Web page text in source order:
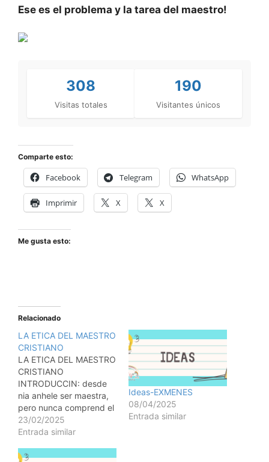
Ese es el problema y la tarea del maestro!
308
Visitas totales
190
Visitantes únicos
Comparte esto:
Facebook Telegram WhatsApp
Imprimir X X
Me gusta esto:
Relacionado
LA ETICA DEL MAESTRO
CRISTIANO
LA ETICA DEL MAESTRO
CRISTIANO
INTRODUCCIN: desde
nia anhele ser maestra,
pero nunca comprend el
concepto de la tica en la
maestra cristiana, solo
convert en una de ellas.
23/02/2025
Entrada similar
Ideas-EXMENES
08/04/2025
Entrada similar